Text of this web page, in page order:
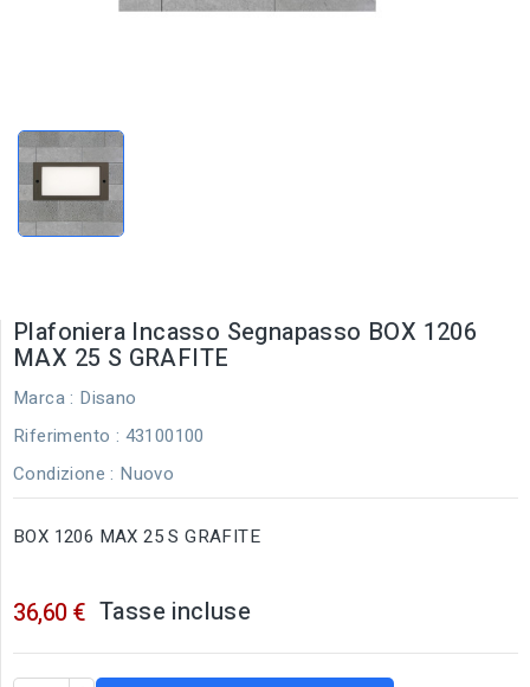
Plafoniera Incasso Segnapasso BOX 1206
MAX 25 S GRAFITE
Marca : Disano
Riferimento : 43100100
Condizione : Nuovo
BOX 1206 MAX 25 S GRAFITE
36,60 € Tasse incluse